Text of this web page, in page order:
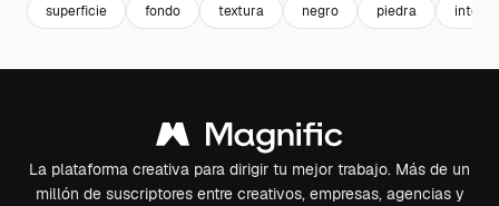
superficie fondo textura negro piedra
La plataforma creativa para dirigir tu mejor trabajo. Más de un
millón de suscriptores entre creativos, empresas, agencias y